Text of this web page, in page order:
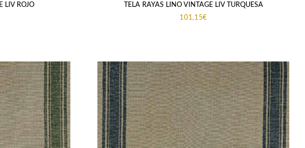
LIV ROJO
TELA RAYAS LINO VINTAGE LIV TURQUESA
101,15€